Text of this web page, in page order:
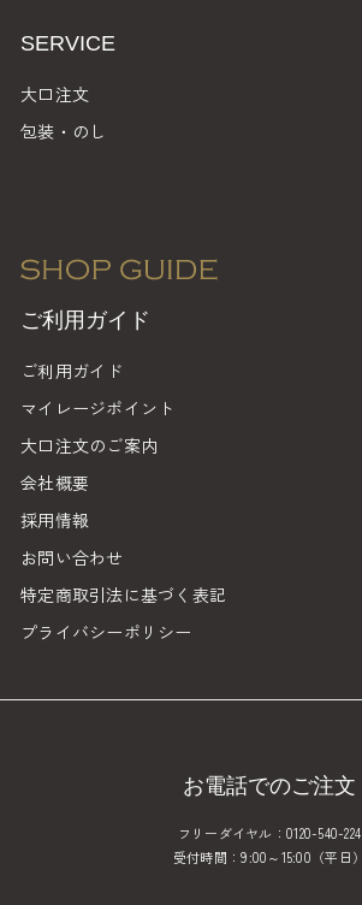
SERVICE
大口注文
包装・のし
ご利用ガイド
ご利用ガイド
マイレージポイント
大口注文のご案内
会社概要
採用情報
お問い合わせ
特定商取引法に基づく表記
プライバシーポリシー
お電話でのご注文
フリーダイヤル：0120-540-224
受付時間：9:00～15:00（平日）